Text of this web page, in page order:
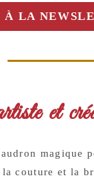
LA
et
la couture et la